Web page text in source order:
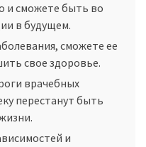
и сможете быть во
в будущем.
сможете ее
свое здоровье.
врачебных
перестанут быть
и